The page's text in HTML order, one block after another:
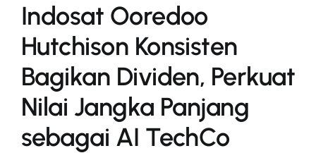
Indosat Ooredoo
Hutchison Konsisten
Bagikan Dividen, Perkuat
Nilai Jangka Panjang
sebagai AI TechCo